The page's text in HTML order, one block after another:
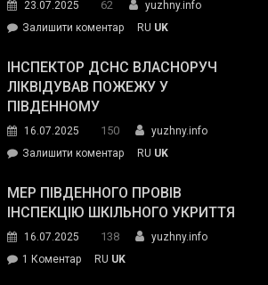
гуманітарну
допомогу
23.07.2025 62
yuzhny.info
Залишити коментарon
провів
нараду
силових
та
органів:
«Наш
спільний
RU UK
ІНСПЕКТОР ДСНС ВЛАСНОРУЧ
ЛІКВІДУВАВ ПОЖЕЖУ У
ПІВДЕННОМУ
16.07.2025 150
yuzhny.info
Залишити коментарon
ДСНС
власноруч
пожежу
у
RU UK
МЕР ПІВДЕННОГО ПРОВІВ
ІНСПЕКЦІЮ ШКІЛЬНОГО УКРИТТЯ
16.07.2025 138
yuzhny.info
1 Коментардо RU UK